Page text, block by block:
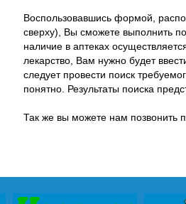
Воспользовавшись формой,
сверху), Вы сможете выполнить
наличие в аптеках
лекарство, Вам нужно будет
следует провести поиск
понятно. Результаты поиска
Так же вы можете нам позвонить